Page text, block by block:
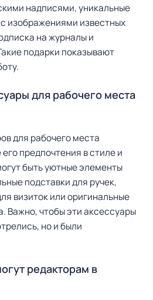
надписями, уникальные
изображениями известных
на журналы и
подарки показывают
для рабочего места
для рабочего места
предпочтения в стиле и
быть уютные элементы
подставки для ручек,
визиток или оригинальные
Важно, чтобы эти аксессуары
но и были
редакторам в